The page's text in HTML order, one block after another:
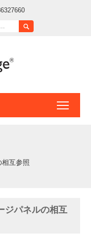

互参照
ジパネルの相互